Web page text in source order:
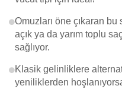
Omuzları öne çıkaran
açık ya da yarım toplu
sağlıyor.
Klasik gelinliklere
yeniliklerden